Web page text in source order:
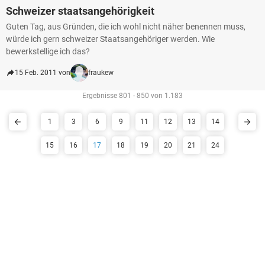
Schweizer staatsangehörigkeit
Guten Tag, aus Gründen, die ich wohl nicht näher benennen muss,
würde ich gern schweizer Staatsangehöriger werden. Wie
bewerkstellige ich das?
15 Feb. 2011 von fraukew
Ergebnisse 801 - 850 von 1.183
1 3 6 9 11 12 13 14
15 16 17 18 19 20 21 24